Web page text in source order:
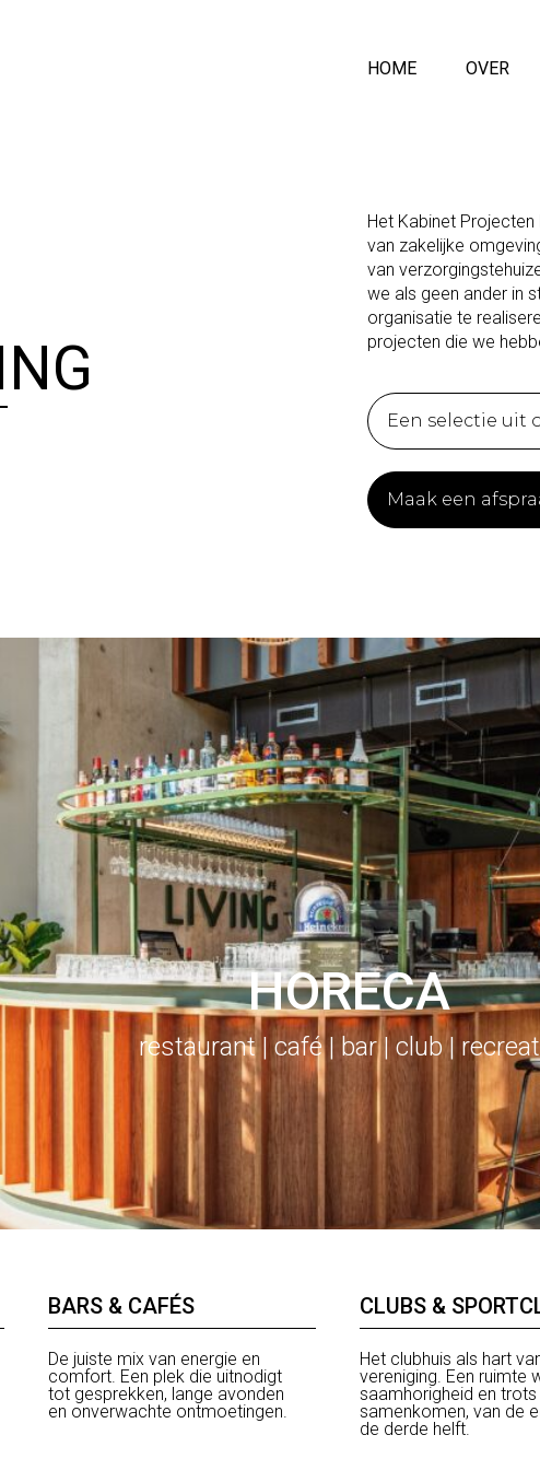
HOME OVER
Het Kabinet
van zakelijke
van
we als geen ander in
organisatie te
projecten die we
Een selectie uit
Maak een
HORECA
restaurant | café | bar | club |
BARS & CAFÉS
De juiste mix van energie en
comfort. Een plek die uitnodigt
tot gesprekken, lange avonden
en onverwachte ontmoetingen.
CLUBS &
Het clubhuis als hart
vereniging. Een ruimte
saamhorigheid en trots
samenkomen, van de
de derde helft.